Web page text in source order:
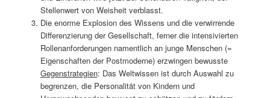
Stellenwert von Weisheit verblasst.
Die enorme Explosion des Wissens und die verwirrende
Differenzierung der Gesellschaft, ferner die intensivierten
Rollenanforderungen namentlich an junge Menschen (=
Eigenschaften der Postmoderne) erzwingen bewusste
Gegenstrategien: Das Weltwissen ist durch Auswahl zu
begrenzen, die Personalität von Kindern und